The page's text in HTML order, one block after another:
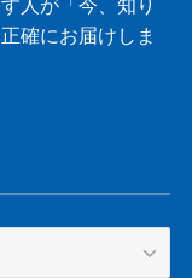
人が「今、知り
確にお届けしま